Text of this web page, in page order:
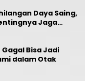
Daya Saing,
Jaga
Bisa Jadi
dalam Otak